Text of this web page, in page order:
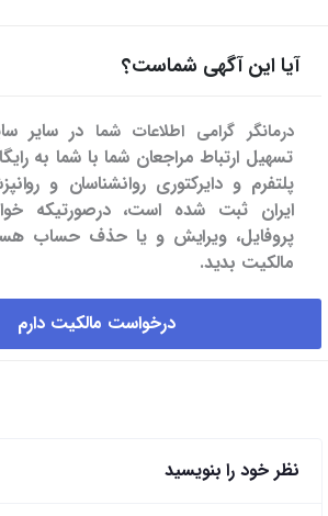
آیا این آگهی شماست؟
درمانگر گرامی اطلاعات شما در سایر
پلتفرم و دایرکتوری روانشناسان و
ایران ثبت شده است، درصورتیکه
پروفایل، ویرایش و یا حذف حساب
مالکیت بدید.
درخواست مالکیت دارم
نظر خود را بنویسید